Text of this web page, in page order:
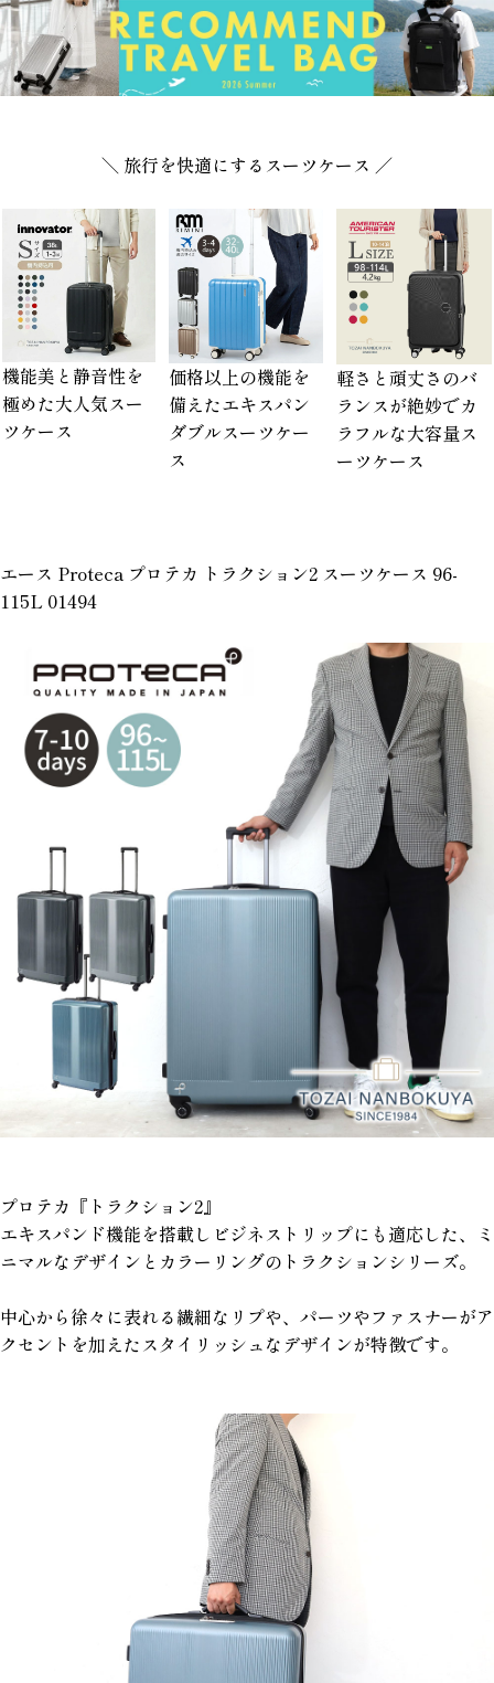
＼ 旅行を快適にするスーツケース ／
機能美と静音性を
極めた大人気スー
ツケース
価格以上の機能を
備えたエキスパン
ダブルスーツケー
ス
軽さと頑丈さのバ
ランスが絶妙でカ
ラフルな大容量ス
ーツケース
エース Proteca プロテカ トラクション2 スーツケース 96-
115L 01494
プロテカ『トラクション2』
エキスパンド機能を搭載しビジネストリップにも適応した、ミ
ニマルなデザインとカラーリングのトラクションシリーズ。
中心から徐々に表れる繊細なリプや、パーツやファスナーがア
クセントを加えたスタイリッシュなデザインが特徴です。